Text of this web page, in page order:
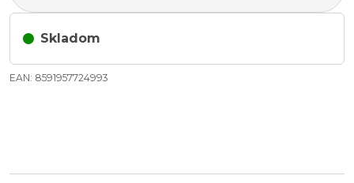
Skladom
EAN: 8591957724993